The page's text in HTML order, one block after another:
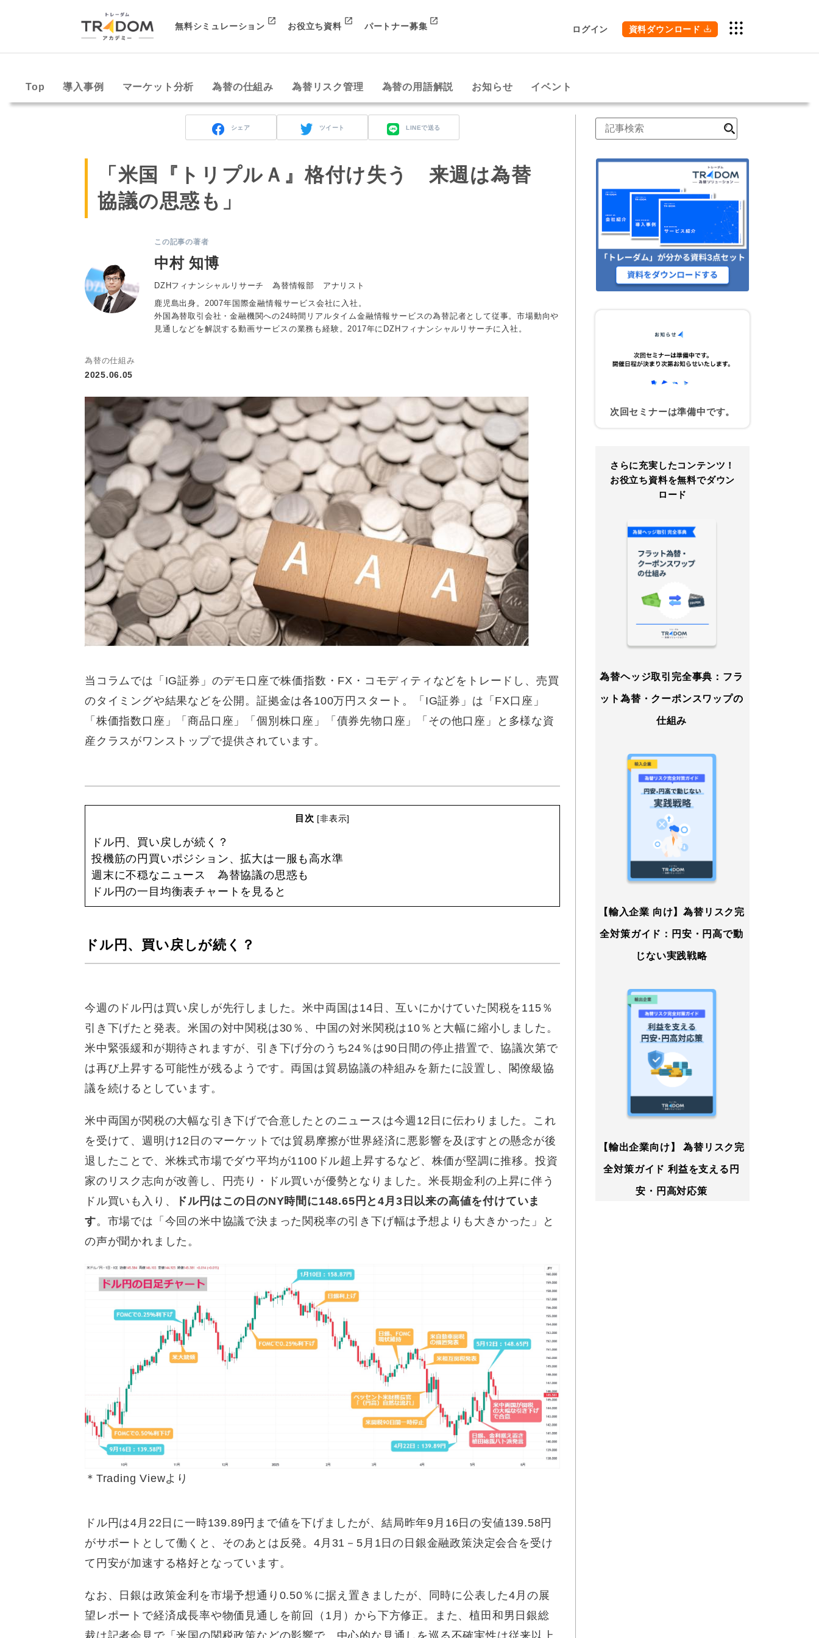
無料シミュレーション お役立ち資料 パートナー募集 ログイン 資料ダウンロード
Top 導入事例 マーケット分析 為替の仕組み 為替リスク管理 為替の用語解説 お知らせ イベント
シェア ツイート LINEで送る
「米国『トリプルＡ』格付け失う 来週は為替
協議の思惑も」
この記事の著者
中村 知博
DZHフィナンシャルリサーチ 為替情報部 アナリスト
鹿児島出身。2007年国際金融情報サービス会社に入社。
外国為替取引会社・金融機関への24時間リアルタイム金融情報サービスの為替記者として従事。市場動向や
見通しなどを解説する動画サービスの業務も経験。2017年にDZHフィナンシャルリサーチに入社。
為替の仕組み
2025.06.05
当コラムでは「IG証券」のデモ口座で株価指数・FX・コモディティなどをトレードし、売買
のタイミングや結果などを公開。証拠金は各100万円スタート。「IG証券」は「FX口座」
「株価指数口座」「商品口座」「個別株口座」「債券先物口座」「その他口座」と多様な資
産クラスがワンストップで提供されています。
目次 [非表示]
ドル円、買い戻しが続く？
投機筋の円買いポジション、拡大は一服も高水準
週末に不穏なニュース 為替協議の思惑も
ドル円の一目均衡表チャートを見ると
ドル円、買い戻しが続く？
今週のドル円は買い戻しが先行しました。米中両国は14日、互いにかけていた関税を115％
引き下げたと発表。米国の対中関税は30％、中国の対米関税は10％と大幅に縮小しました。
米中緊張緩和が期待されますが、引き下げ分のうち24％は90日間の停止措置で、協議次第で
は再び上昇する可能性が残るようです。両国は貿易協議の枠組みを新たに設置し、閣僚級協
議を続けるとしています。
米中両国が関税の大幅な引き下げで合意したとのニュースは今週12日に伝わりました。これ
を受けて、週明け12日のマーケットでは貿易摩擦が世界経済に悪影響を及ぼすとの懸念が後
退したことで、米株式市場でダウ平均が1100ドル超上昇するなど、株価が堅調に推移。投資
家のリスク志向が改善し、円売り・ドル買いが優勢となりました。米長期金利の上昇に伴う
ドル買いも入り、
ドル円はこの日のNY時間に148.65円と4月3日以来の高値を付けていま
す。市場では「今回の米中協議で決まった関税率の引き下げ幅は予想よりも大きかった」と
の声が聞かれました。
＊Trading Viewより
ドル円は4月22日に一時139.89円まで値を下げましたが、結局昨年9月16日の安値139.58円
がサポートとして働くと、そのあとは反発。4月31－5月1日の日銀金融政策決定会合を受け
て円安が加速する格好となっています。
なお、日銀は政策金利を市場予想通り0.50％に据え置きましたが、同時に公表した4月の展
望レポートで経済成長率や物価見通しを前回（1月）から下方修正。また、植田和男日銀総
索
次回セミナーは準備中です。
さらに充実したコンテンツ！
お役立ち資料を無料でダウン
ロード
為替ヘッジ取引完全事典：フラ
ット為替・クーポンスワップの
仕組み
【輸入企業 向け】為替リスク完
全対策ガイド：円安・円高で動
じない実践戦略
【輸出企業向け】 為替リスク完
全対策ガイド 利益を支える円
安・円高対応策